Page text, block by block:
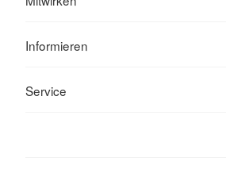
Informieren
Service